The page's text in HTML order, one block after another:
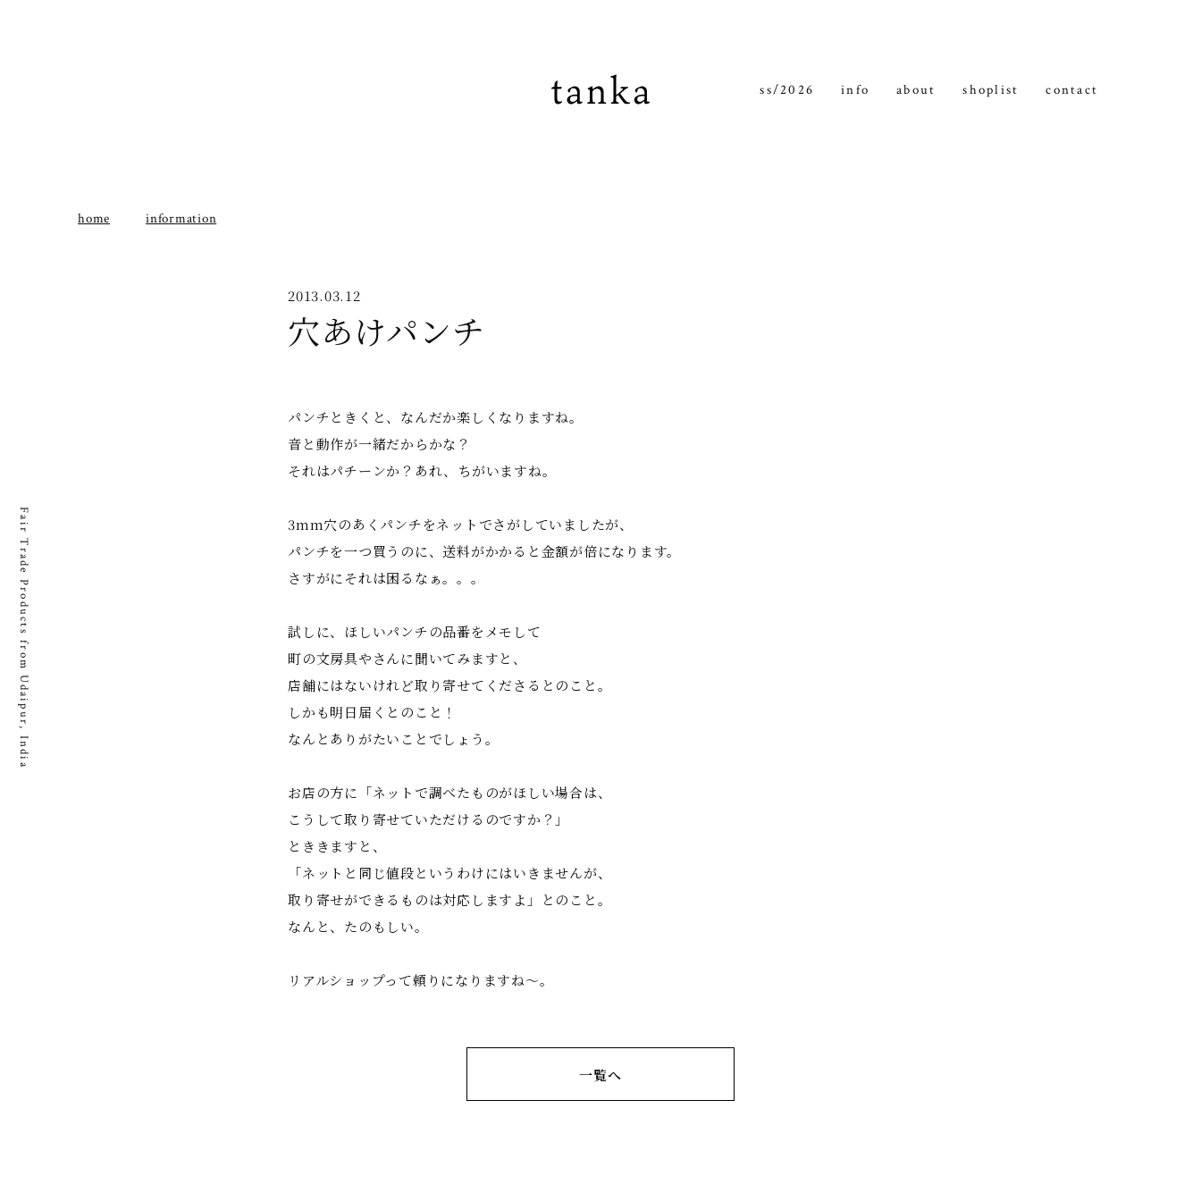
ss/2026 info about shoplist contact
home information
2013.03.12
穴あけパンチ
パンチときくと、なんだか楽しくなりますね。
音と動作が一緒だからかな？
それはパチーンか？あれ、ちがいますね。
3mm穴のあくパンチをネットでさがしていましたが、
パンチを一つ買うのに、送料がかかると金額が倍になります。
さすがにそれは困るなぁ。。。
試しに、ほしいパンチの品番をメモして
町の文房具やさんに聞いてみますと、
店舗にはないけれど取り寄せてくださるとのこと。
しかも明日届くとのこと！
なんとありがたいことでしょう。
お店の方に「ネットで調べたものがほしい場合は、
こうして取り寄せていただけるのですか？」
とききますと、
「ネットと同じ値段というわけにはいきませんが、
取り寄せができるものは対応しますよ」とのこと。
なんと、たのもしい。
リアルショップって頼りになりますね〜。
一覧へ
Fair Trade Products from Udaipur, India